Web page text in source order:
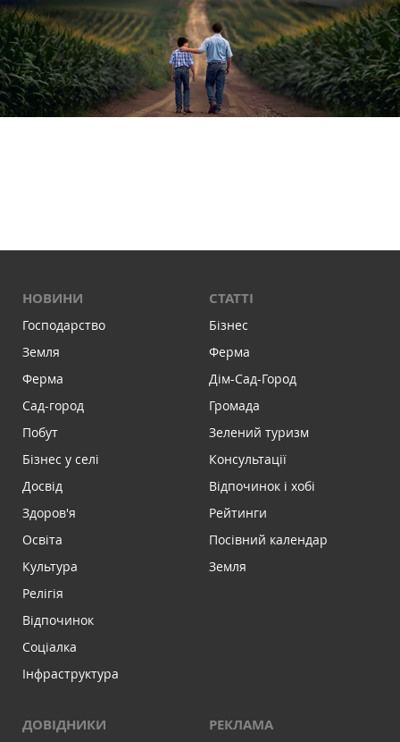
НОВИНИ
Господарство
Земля
Ферма
Сад-город
Побут
Бізнес у селі
Досвід
Здоров'я
Освіта
Культура
Релігія
Відпочинок
Соціалка
Інфраструктура
СТАТТІ
Бізнес
Ферма
Дім-Сад-Город
Громада
Зелений туризм
Консультації
Відпочинок і хобі
Рейтинги
Посівний календар
Земля
ДОВІДНИКИ РЕКЛАМА